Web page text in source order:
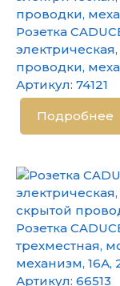
Розетка
проводки,
Артикул: 74121
Подробнее
Розетка
трехместная,
механизм, 16А,
Артикул: 66513